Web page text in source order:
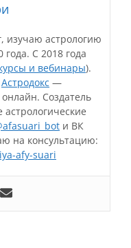
изучаю астрологию
года. С 2018 года
и вебинары).
Астродокс —
Создатель
и ВК
на консультацию:
afy-suari